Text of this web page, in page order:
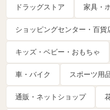
ドラッグストア 家具・
ショッピングセンター・百貨
キッズ・ベビー・おもちゃ
車・バイク スポーツ用
通販・ネットショップ